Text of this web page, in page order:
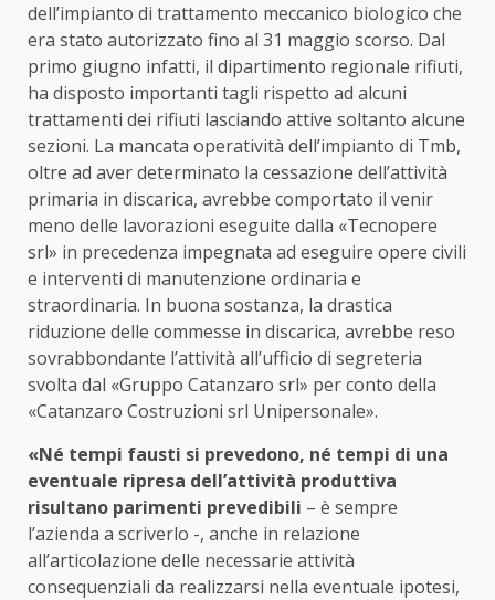
dell’impianto di trattamento meccanico biologico che
era stato autorizzato fino al 31 maggio scorso. Dal
primo giugno infatti, il dipartimento regionale rifiuti,
ha disposto importanti tagli rispetto ad alcuni
trattamenti dei rifiuti lasciando attive soltanto alcune
sezioni. La mancata operatività dell’impianto di Tmb,
oltre ad aver determinato la cessazione dell’attività
primaria in discarica, avrebbe comportato il venir
meno delle lavorazioni eseguite dalla «Tecnopere
srl» in precedenza impegnata ad eseguire opere civili
e interventi di manutenzione ordinaria e
straordinaria. In buona sostanza, la drastica
riduzione delle commesse in discarica, avrebbe reso
sovrabbondante l’attività all’ufficio di segreteria
svolta dal «Gruppo Catanzaro srl» per conto della
«Catanzaro Costruzioni srl Unipersonale».
«Né tempi fausti si prevedono, né tempi di una
eventuale ripresa dell’attività produttiva
risultano parimenti prevedibili – è sempre
l’azienda a scriverlo -, anche in relazione
all’articolazione delle necessarie attività
consequenziali da realizzarsi nella eventuale ipotesi,